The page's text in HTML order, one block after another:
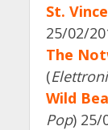
St.
25/02/
The
(
Wild
Pop) 25/